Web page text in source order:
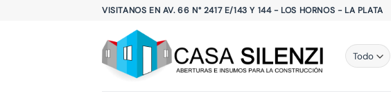
VISITANOS EN AV. 66 N° 2417 E/143 Y 144 - LOS HORNOS - LA PLATA